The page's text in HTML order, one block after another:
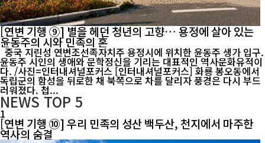
[연변 기행 ⑨] 별을 헤던 청년의 고향… 용정에 살아 있는
윤동주의 시와 민족의 혼
중국 지린성 연변조선족자치주 용정시에 위치한 윤동주 생가 입구.
윤동주 시인의 생애와 문학정신을 기리는 대표적인 역사문화유적이
다. /사진=인터내셔널포커스 [인터내셔널포커스] 화룡 봉오동에서
독립군의 함성을 뒤로한 채 북쪽으로 차를 달리자 풍경은 다시 부드
러워졌다. 첩...
NEWSTOP 5
1
[연변 기행 ⑩] 우리 민족의 성산 백두산, 천지에서 마주한
역사의 숨결